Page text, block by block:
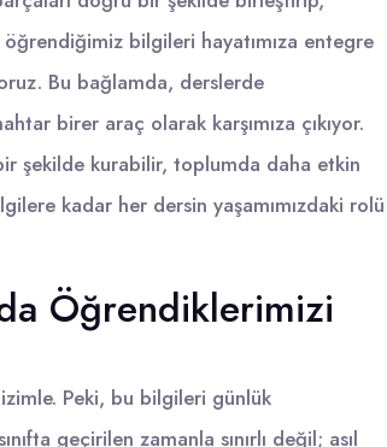
bilgileri hayatımıza entegre
Bu bağlamda, derslerde
birer araç olarak karşımıza çıkıyor.
şekilde kurabilir, toplumda daha etkin
kadar her dersin yaşamımızdaki rolü
Öğrendiklerimizi
Peki, bu bilgileri günlük
geçirilen zamanla sınırlı değil; asıl